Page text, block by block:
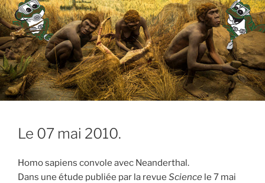
Le 07 mai 2010.
Homo sapiens convole avec Neanderthal.
Dans une étude publiée par la revue Science le 7 mai